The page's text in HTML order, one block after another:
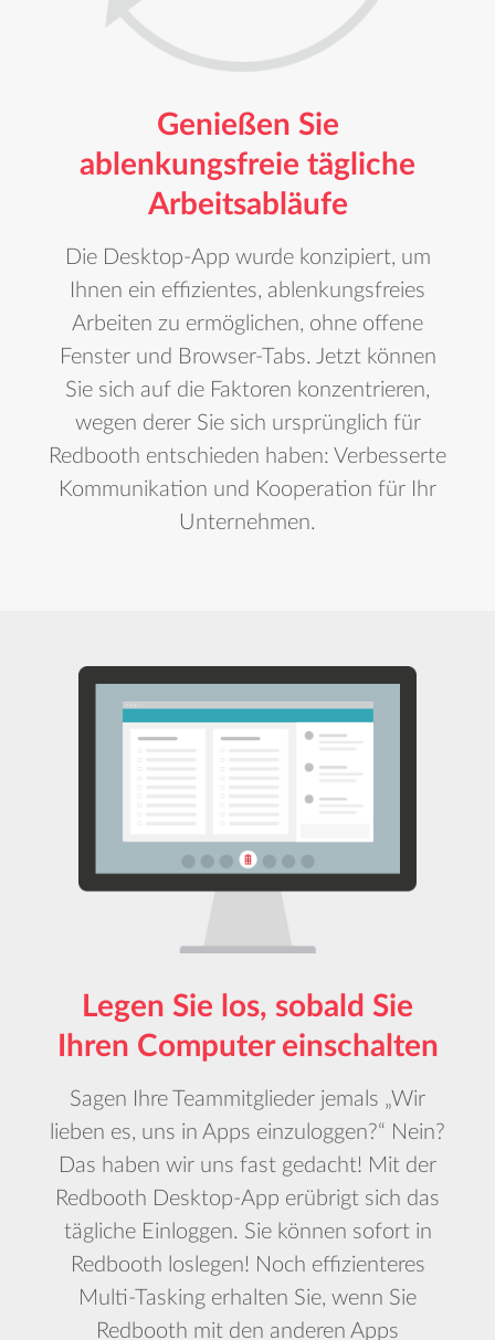
Genießen Sie
ablenkungsfreie tägliche
Arbeitsabläufe
Die Desktop-App wurde konzipiert, um
Ihnen ein effizientes, ablenkungsfreies
Arbeiten zu ermöglichen, ohne offene
Fenster und Browser-Tabs. Jetzt können
Sie sich auf die Faktoren konzentrieren,
wegen derer Sie sich ursprünglich für
Redbooth entschieden haben: Verbesserte
Kommunikation und Kooperation für Ihr
Unternehmen.
Legen Sie los, sobald Sie
Ihren Computer einschalten
Sagen Ihre Teammitglieder jemals „Wir
lieben es, uns in Apps einzuloggen?“ Nein?
Das haben wir uns fast gedacht! Mit der
Redbooth Desktop-App erübrigt sich das
tägliche Einloggen. Sie können sofort in
Redbooth loslegen! Noch effizienteres
Multi-Tasking erhalten Sie, wenn Sie
Redbooth mit den anderen Apps